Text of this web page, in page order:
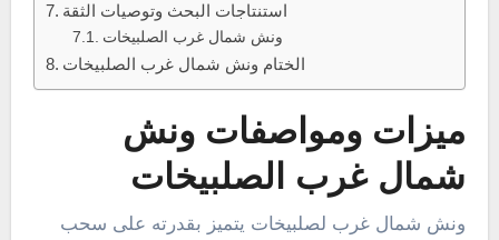
استنتاجات البحث وتوصيات الثقة
ونش شمال غرب الصلبيخات
الختام ونش شمال غرب الصلبيخات
ميزات ومواصفات ونش
شمال غرب الصلبيخات
ونش شمال غرب لصلبيخات يتميز بقدرته على سحب